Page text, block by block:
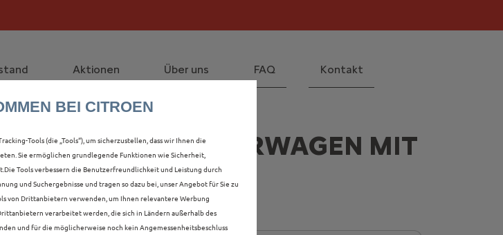
Aktionen Über uns FAQ Kontakt
VORFÜHRWAGEN MIT
BEI CITROEN
Tools (die „Tools“), um sicherzustellen, dass wir Ihnen die
Sie ermöglichen grundlegende Funktionen wie Sicherheit,
Tools verbessern die Benutzerfreundlichkeit und Leistung durch
und Suchergebnisse und tragen so dazu bei, unser Angebot für Sie zu
von Drittanbietern verwenden, um Ihnen relevantere Werbung
verarbeitet werden, die sich in Ländern außerhalb des
und für die möglicherweise noch kein Angemessenheitsbeschluss